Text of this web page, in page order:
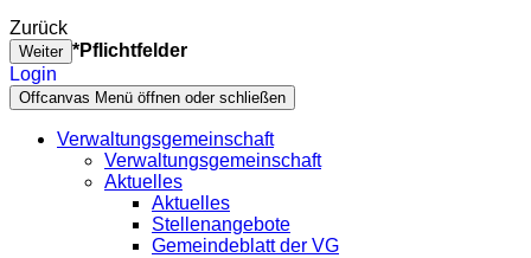
Zurück
Weiter *Pflichtfelder
Login
Offcanvas Menü öffnen oder schließen
Verwaltungsgemeinschaft
Verwaltungsgemeinschaft
Aktuelles
Aktuelles
Stellenangebote
Gemeindeblatt der VG